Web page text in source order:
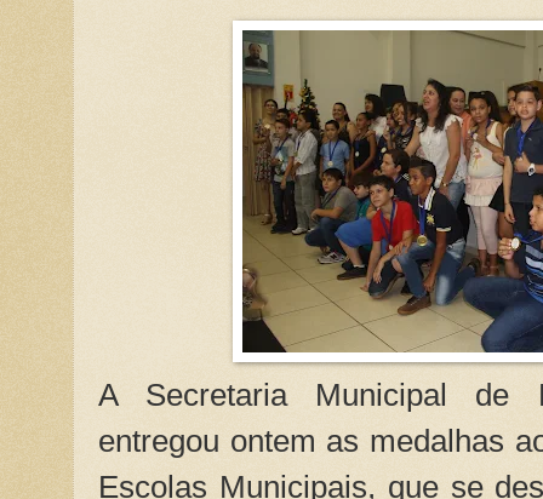
A Secretaria Municipal de
entregou ontem as medalhas
Escolas Municipais, que se